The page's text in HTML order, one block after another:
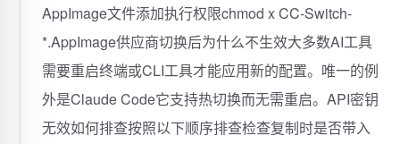
AppImage文件添加执行权限chmod x CC-Switch-
*.AppImage供应商切换后为什么不生效大多数AI工具
需要重启终端或CLI工具才能应用新的配置。唯一的例
外是Claude Code它支持热切换而无需重启。API密钥
无效如何排查按照以下顺序排查检查复制时是否带入